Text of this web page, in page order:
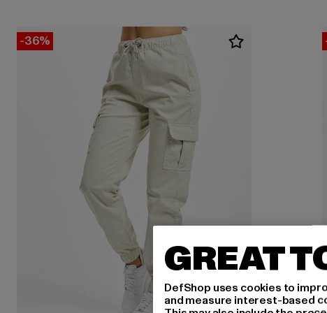
-36%
GREAT
DefShop uses cookies to
and measure interest-based